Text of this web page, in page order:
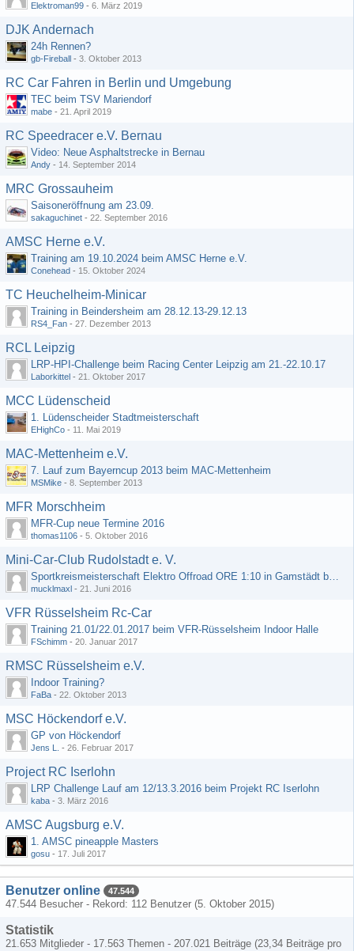
Elektroman99 - 6. März 2019
DJK Andernach
24h Rennen?
gb-Fireball - 3. Oktober 2013
RC Car Fahren in Berlin und Umgebung
TEC beim TSV Mariendorf
mabe - 21. April 2019
RC Speedracer e.V. Bernau
Video: Neue Asphaltstrecke in Bernau
Andy - 14. September 2014
MRC Grossauheim
Saisoneröffnung am 23.09.
sakaguchinet - 22. September 2016
AMSC Herne e.V.
Training am 19.10.2024 beim AMSC Herne e.V.
Conehead - 15. Oktober 2024
TC Heuchelheim-Minicar
Training in Beindersheim am 28.12.13-29.12.13
RS4_Fan - 27. Dezember 2013
RCL Leipzig
LRP-HPI-Challenge beim Racing Center Leipzig am 21.-22.10.17
Laborkittel - 21. Oktober 2017
MCC Lüdenscheid
1. Lüdenscheider Stadtmeisterschaft
EHighCo - 11. Mai 2019
MAC-Mettenheim e.V.
7. Lauf zum Bayerncup 2013 beim MAC-Mettenheim
MSMike - 8. September 2013
MFR Morschheim
MFR-Cup neue Termine 2016
thomas1106 - 5. Oktober 2016
Mini-Car-Club Rudolstadt e. V.
Sportkreismeisterschaft Elektro Offroad ORE 1:10 in Gamstädt bei Erfurt, Outdoor mit Indoor Ausweichmöglichkeit!!!
mucklmaxl - 21. Juni 2016
VFR Rüsselsheim Rc-Car
Training 21.01/22.01.2017 beim VFR-Rüsselsheim Indoor Halle
FSchimm - 20. Januar 2017
RMSC Rüsselsheim e.V.
Indoor Training?
FaBa - 22. Oktober 2013
MSC Höckendorf e.V.
GP von Höckendorf
Jens L. - 26. Februar 2017
Project RC Iserlohn
LRP Challenge Lauf am 12/13.3.2016 beim Projekt RC Iserlohn
kaba - 3. März 2016
AMSC Augsburg e.V.
1. AMSC pineapple Masters
gosu - 17. Juli 2017
Benutzer online 47.544
47.544 Besucher - Rekord: 112 Benutzer (5. Oktober 2015)
Statistik
21.653 Mitglieder - 17.563 Themen - 207.021 Beiträge (23,34 Beiträge pro